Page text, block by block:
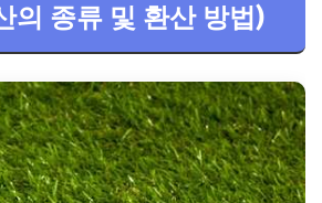
의 종류 및 환산 방법)